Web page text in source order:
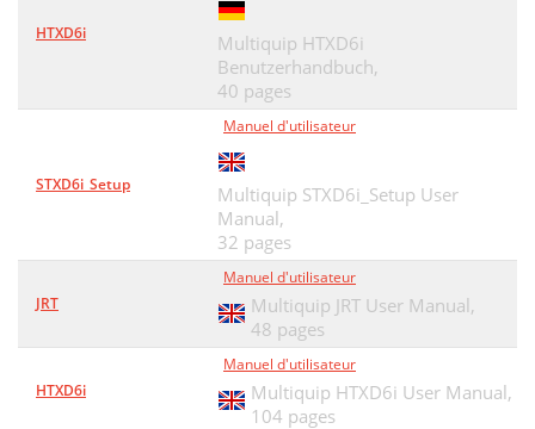
HTXD6i
Multiquip HTXD6i
Benutzerhandbuch,
40 pages
STXD6i_Setup
Manuel d'utilisateur
Multiquip STXD6i_Setup User
Manual,
32 pages
JRT
Manuel d'utilisateur
Multiquip JRT User Manual,
48 pages
HTXD6i
Manuel d'utilisateur
Multiquip HTXD6i User Manual,
104 pages